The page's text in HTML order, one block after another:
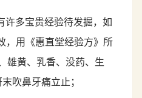
多宝贵经验待发掘，如
，用《惠直堂经验方》所
雄黄、乳香、没药、生
吹鼻牙痛立止；